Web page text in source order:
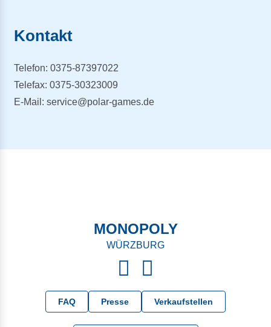
Kontakt
Telefon: 0375-87397022
Telefax: 0375-30323009
E-Mail: service@polar-games.de
MONOPOLY
WÜRZBURG
FAQ Presse Verkaufstellen